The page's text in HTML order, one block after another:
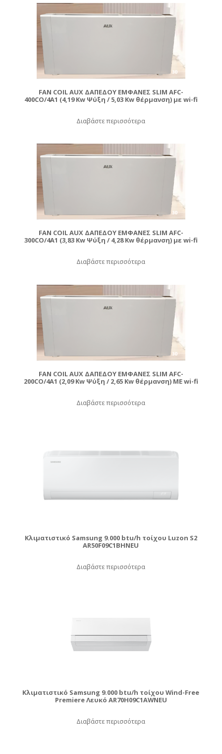
FAN COIL AUX ΔΑΠΕΔΟΥ ΕΜΦΑΝΕΣ SLIM AFC-
400CO/4A1 (4,19 Kw Ψύξη / 5,03 Kw θέρμανση) με wi-fi
Διαβάστε περισσότερα
FAN COIL AUX ΔΑΠΕΔΟΥ ΕΜΦΑΝΕΣ SLIM AFC-
300CO/4A1 (3,83 Kw Ψύξη / 4,28 Kw θέρμανση) με wi-fi
Διαβάστε περισσότερα
FAN COIL AUX ΔΑΠΕΔΟΥ ΕΜΦΑΝΕΣ SLIM AFC-
200CO/4A1 (2,09 Kw Ψύξη / 2,65 Kw θέρμανση) ME wi-fi
Διαβάστε περισσότερα
Κλιματιστικό Samsung 9.000 btu/h τοίχου Luzon S2
AR50F09C1BHNEU
Διαβάστε περισσότερα
Κλιματιστικό Samsung 9.000 btu/h τοίχου Wind-Free
Premiere Λευκό AR70H09C1AWNEU
Διαβάστε περισσότερα